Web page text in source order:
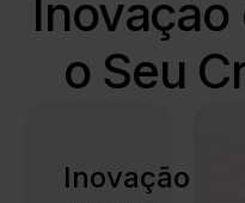
o Seu
Inovação